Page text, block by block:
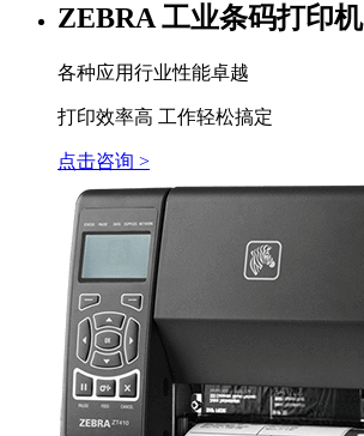
ZEBRA 工业条码打印机
各种应用行业性能卓越
打印效率高 工作轻松搞定
点击咨询 >